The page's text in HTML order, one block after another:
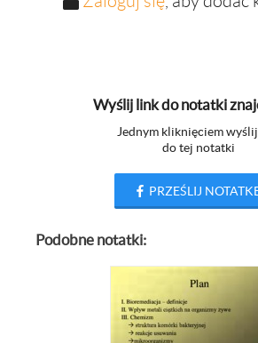
Wyślij link do notatki
Jednym kliknięciem
do tej notatki
PRZEŚLIJ
Podobne notatki: